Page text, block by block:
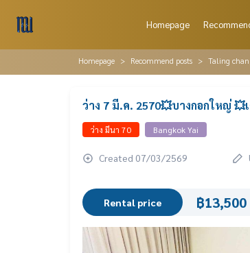
Homepage
Homepage Recommend posts Taling
ว่าง 7 มี.ค. 2570💥บางกอกใหญ่
ว่าง มีนา 70 Bangkok Yai
Created 07/03/2569
Rental price ฿13,500